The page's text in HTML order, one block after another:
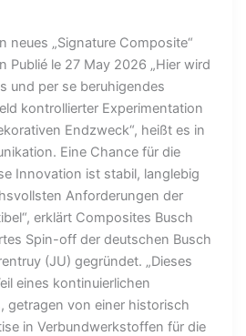
neues „Signature Composite“
Publié le 27 May 2026 „Hier wird
und per se beruhigendes
kontrollierter Experimentation
Endzweck“, heißt es in
Eine Chance für die
Innovation ist stabil, langlebig
Anforderungen der
erklärt Composites Busch
Spin-off der deutschen Busch
(JU) gegründet. „Dieses
eines kontinuierlichen
getragen von einer historisch
in Verbundwerkstoffen für die